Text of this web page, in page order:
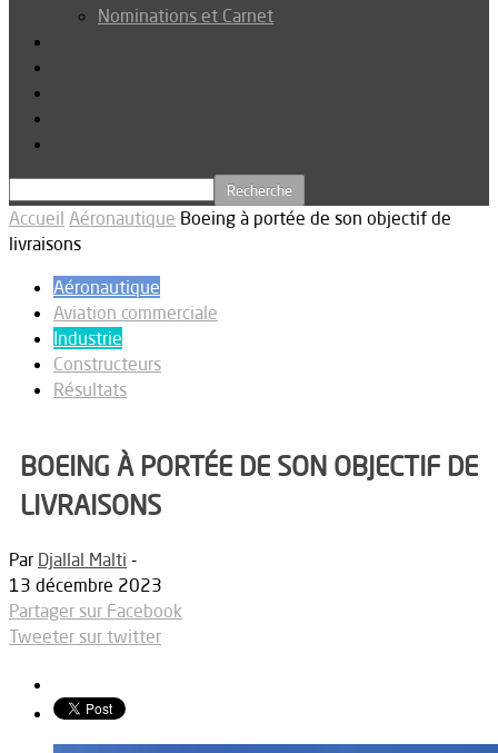
Nominations et Carnet
Accueil Aéronautique Boeing à portée de son objectif de
livraisons
Aéronautique
Aviation commerciale
Industrie
Constructeurs
Résultats
BOEING À PORTÉE DE SON OBJECTIF DE
LIVRAISONS
Par Djallal Malti -
13 décembre 2023
Partager sur Facebook
Tweeter sur twitter